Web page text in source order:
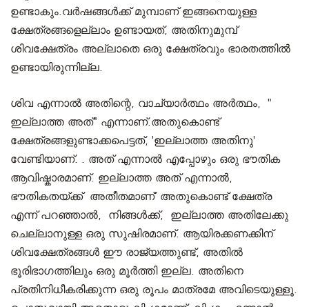
ഉണ്ടാകും.വർഷങ്ങൾക്ക് മുമ്പാണ് ഇങ്ങനെയുള്ള
ക്ഷേത്രങ്ങളെല്ലാം ഉണ്ടായത്, അതിനുമുമ്പ്
ശിവക്ഷേത്രം അല്ലാതെ ഒരു ക്ഷേത്രവും ഭാരതത്തിൽ
ഉണ്ടായിരുന്നില്ല.
ശിവ എന്നാൽ അതിന്റെ, വാച്യാർത്ഥം അർത്ഥം, "
ഇല്ലാത്ത അത്" എന്നാണ്.അതുകൊണ്ട്
ക്ഷേത്രങ്ങളുണ്ടാക്കപെട്ടത്, 'ഇല്ലാത്ത അതിനു'
വേണ്ടിയാണ്. . അത് എന്നാൽ എപ്പോഴും ഒരു ഭൗതിക
ആവിഷ്കാരമാണ്. ഇല്ലാത്ത അത് എന്നാൽ,
ഭൗതികതയ്ക്ക് അതീതമാണ്‘ അതുകൊണ്ട് ക്ഷേത്ര
എന്ന് പറഞ്ഞാൽ, നിങ്ങൾക്ക്, ഇല്ലാത്ത അതിലേക്കു
ചെല്ലാനുള്ള ഒരു സുഷിരമാണ്. ആയിരക്കണക്കിന്
ശിവക്ഷേത്രങ്ങൾ ഈ രാജ്യത്തുണ്ട്, അതിൽ
ഭൂരിഭാഗത്തിലും ഒരു മൂർത്തി ഇല്ല. അതിനെ
പ്രതിനിധീകരിക്കുന്ന ഒരു രൂപം മാത്രമേ അവിടെയുള്ളൂ.